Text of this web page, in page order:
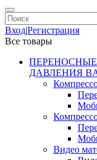
Вход|Регистрация
Все товары
ДАВЛЕНИЯ
Видео